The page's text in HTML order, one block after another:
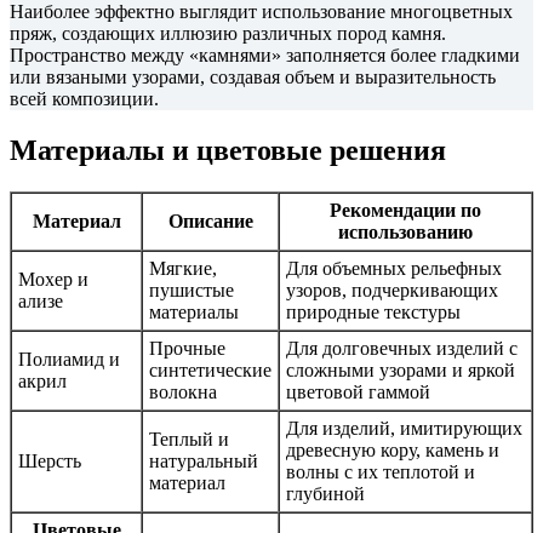
Наиболее эффектно выглядит использование многоцветных
пряж, создающих иллюзию различных пород камня.
Пространство между «камнями» заполняется более гладкими
или вязаными узорами, создавая объем и выразительность
всей композиции.
Материалы и цветовые решения
Материал Описание
Рекомендации по
использованию
Мохер и
ализе
Мягкие,
пушистые
материалы
Для объемных рельефных
узоров, подчеркивающих
природные текстуры
Полиамид и
акрил
Прочные
синтетические
волокна
Для долговечных изделий с
сложными узорами и яркой
цветовой гаммой
Шерсть
Теплый и
натуральный
материал
Для изделий, имитирующих
древесную кору, камень и
волны с их теплотой и
глубиной